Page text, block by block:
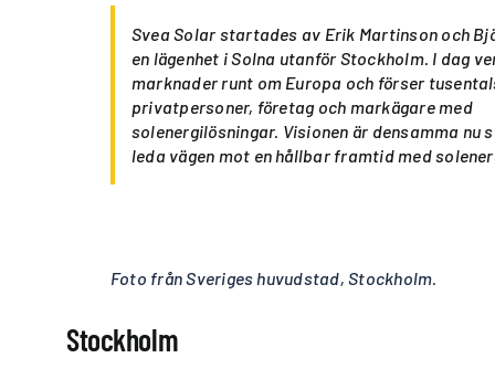
Svea Solar startades av Erik Martinson och
en lägenhet i Solna utanför Stockholm. I dag
marknader runt om Europa och förser
privatpersoner, företag och markägare med
solenergilösningar. Visionen är densamma nu
leda vägen mot en hållbar framtid med
Foto från Sveriges huvudstad, Stockholm.
Stockholm